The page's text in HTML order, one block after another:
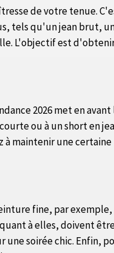
de votre tenue.
tels qu'un jean brut,
L'objectif est
2026 met en
ou à un short en
à maintenir une
fine, par
à elles, doivent
soirée chic. Enfin,